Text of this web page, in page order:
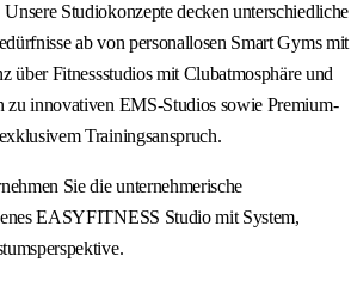
Studiokonzepte decken unterschiedliche
ab von personallosen Smart Gyms mit
über Fitnessstudios mit Clubatmosphäre und
innovativen EMS-Studios sowie Premium-
Trainingsanspruch.
Sie die unternehmerische
EASYFITNESS Studio mit System,